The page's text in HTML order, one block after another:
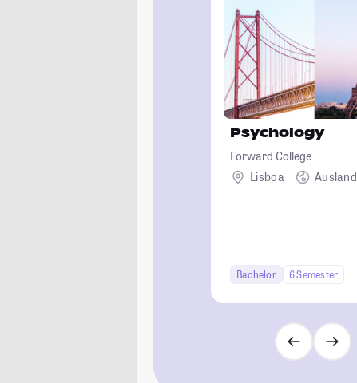
Psychology
Forward College
Lisboa
Ausland
Bachelor 6 Semester